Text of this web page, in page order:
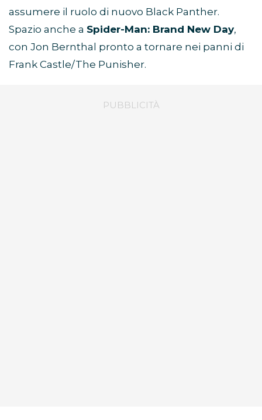
assumere il ruolo di nuovo Black Panther.
Spazio anche a Spider-Man: Brand New Day,
con Jon Bernthal pronto a tornare nei panni di
Frank Castle/The Punisher.